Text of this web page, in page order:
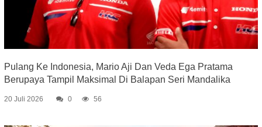
Pulang Ke Indonesia, Mario Aji Dan Veda Ega Pratama
Berupaya Tampil Maksimal Di Balapan Seri Mandalika
20 Juli 2026 0 56